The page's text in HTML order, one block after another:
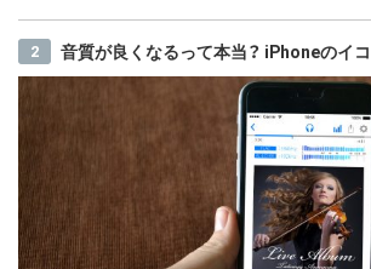
音質が良くなるって本当？ iPhoneのイ